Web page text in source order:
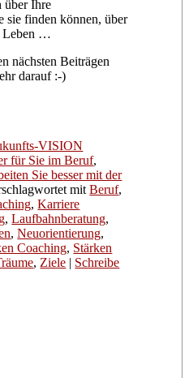
über Ihre
sie finden können, über
Leben …
nächsten Beiträgen
darauf :-)
VISION
für Sie im Beruf,
Sie besser mit der
mit Beruf,
,Karriere
,Laufbahnberatung,
,Neuorientierung,
Coaching, Stärken
, Ziele | Schreibe